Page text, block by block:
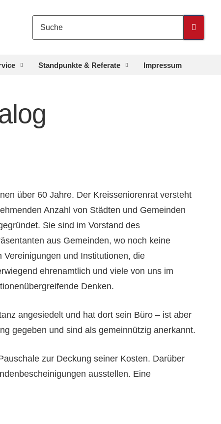
Standpunkte & Referate Impressum
über 60 Jahre. Der Kreisseniorenrat versteht
Anzahl von Städten und Gemeinden
Sie sind im Vorstand des
aus Gemeinden, wo noch keine
und Institutionen, die
ehrenamtlich und viele von uns im
Denken.
angesiedelt und hat dort sein Büro – ist aber
gegeben und sind als gemeinnützig anerkannt.
zur Deckung seiner Kosten. Darüber
ausstellen. Eine